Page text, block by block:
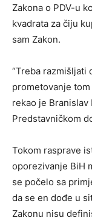
Zakona o PDV-u
kvadrata za čiju
sam Zakon.
“Treba razmišljati
prometovanje
rekao je Branislav
Predstavničkom
Tokom rasprave
oporezivanje BiH
se počelo sa
da se en dođe u
Zakonu nisu